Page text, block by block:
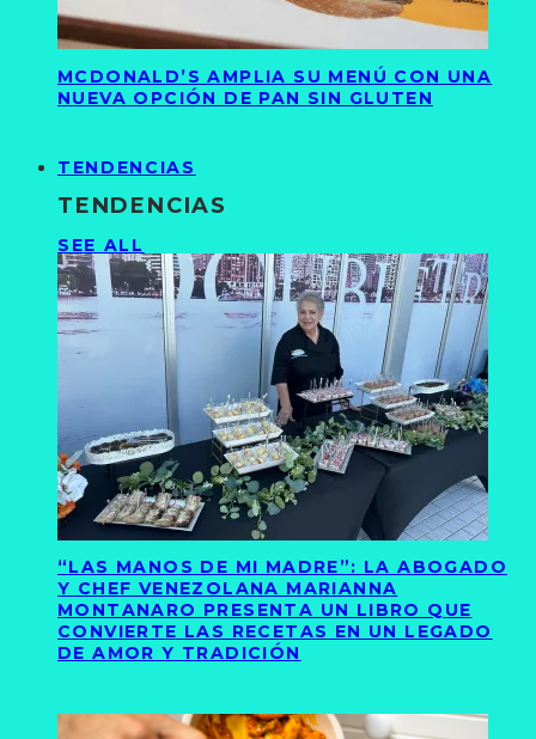
MCDONALD’S AMPLIA SU MENÚ CON UNA
NUEVA OPCIÓN DE PAN SIN GLUTEN
TENDENCIAS
TENDENCIAS
SEE ALL
“LAS MANOS DE MI MADRE”: LA ABOGADO
Y CHEF VENEZOLANA MARIANNA
MONTANARO PRESENTA UN LIBRO QUE
CONVIERTE LAS RECETAS EN UN LEGADO
DE AMOR Y TRADICIÓN